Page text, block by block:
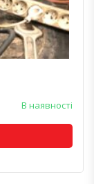
В наявності